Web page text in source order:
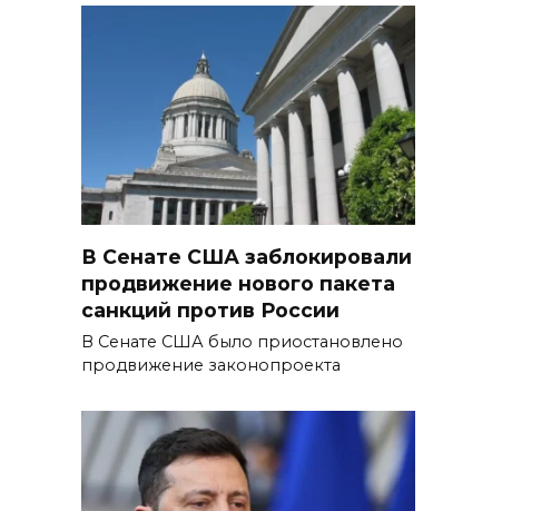
В Сенате США заблокировали
продвижение нового пакета
санкций против России
В Сенате США было приостановлено
продвижение законопроекта